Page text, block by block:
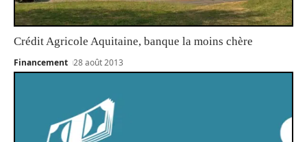
Crédit Agricole Aquitaine, banque la moins chère
Financement 28 août 2013